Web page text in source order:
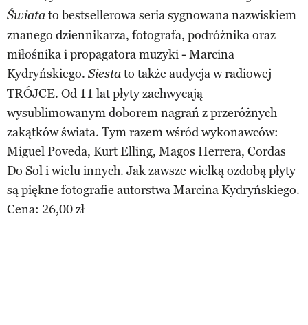
Światato bestsellerowa seria sygnowana nazwiskiem
znanego dziennikarza, fotografa, podróżnika oraz
miłośnika i propagatora muzyki - Marcina
Kydryńskiego. Siestato także audycja w radiowej
TRÓJCE. Od 11 lat płyty zachwycają
wysublimowanym doborem nagrań z przeróżnych
zakątków świata. Tym razem wśród wykonawców:
Miguel Poveda, Kurt Elling, Magos Herrera, Cordas
Do Sol i wielu innych. Jak zawsze wielką ozdobą płyty
są piękne fotografie autorstwa Marcina Kydryńskiego.
Cena: 26,00 zł